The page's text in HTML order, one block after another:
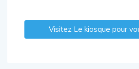
Visitez Le kiosque pour